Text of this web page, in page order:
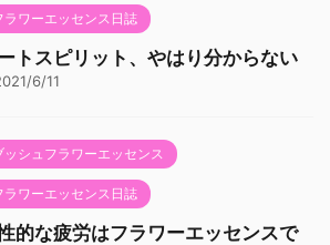
ラワーエッセンス日誌
トスピリット、やはり分からない
6/11
ッシュフラワーエッセンス
ラワーエッセンス日誌
的な疲労はフラワーエッセンスで